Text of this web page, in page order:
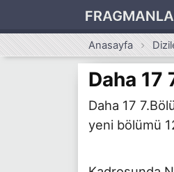
Anasayfa
Daha 17
Daha 17
yeni bölümü